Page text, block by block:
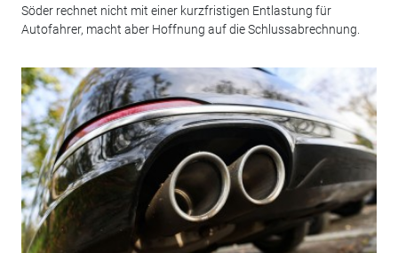
Söder rechnet nicht mit einer kurzfristigen Entlastung für
Autofahrer, macht aber Hoffnung auf die Schlussabrechnung.